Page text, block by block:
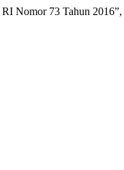
Nomor 73 Tahun 2016”,